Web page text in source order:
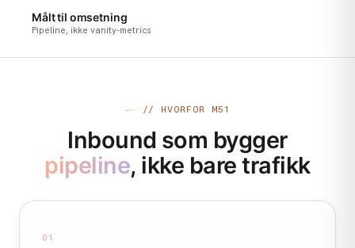
Målt til omsetning
Pipeline, ikke vanity-metrics
// HVORFOR M51
Inbound som bygger
pipeline, ikke bare trafikk
01